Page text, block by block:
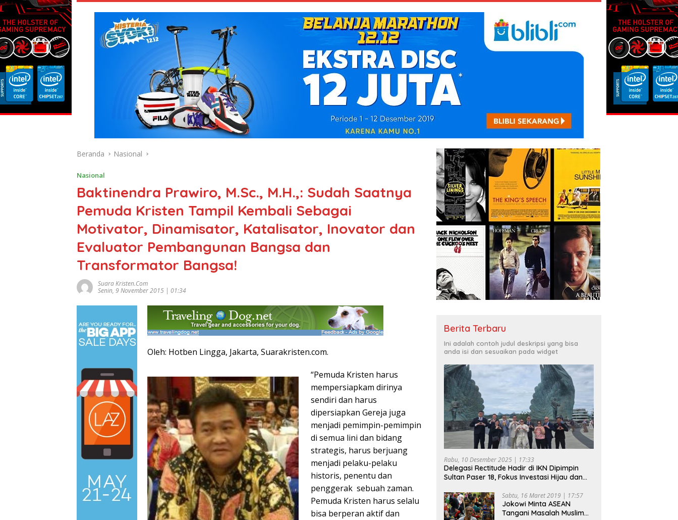
Beranda Nasional
Nasional
Baktinendra Prawiro, M.Sc., M.H.,: Sudah Saatnya
Pemuda Kristen Tampil Kembali Sebagai
Motivator, Dinamisator, Katalisator, Inovator dan
Evaluator Pembangunan Bangsa dan
Transformator Bangsa!
Suara Kristen.com
Senin, 9 November 2015 | 01:34
Oleh: Hotben Lingga, Jakarta, Suarakristen.com.
“Pemuda Kristen harus
mempersiapkam dirinya
sendiri dan harus
dipersiapkan Gereja juga
menjadi pemimpin-pemimpin
di semua lini dan bidang
strategis, harus berjuang
menjadi pelaku-pelaku
historis, penentu dan
penggerak sebuah zaman.
Pemuda Kristen harus selalu
bisa berperan aktif dan
Berita Terbaru
Ini adalah contoh judul deskripsi yang bisa
anda isi dan sesuaikan pada widget
Rabu, 10 Desember 2025 | 17:33
Delegasi Rectitude Hadir di IKN Dipimpin
Sultan Paser 18, Fokus Investasi Hijau dan
Sabtu, 16 Maret 2019 | 17:57
Jokowi Minta ASEAN
Tangani Masalah Muslim